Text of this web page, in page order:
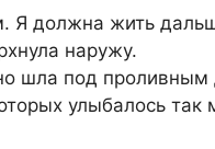
Я должна жить
наружу.
шла под
улыбалось